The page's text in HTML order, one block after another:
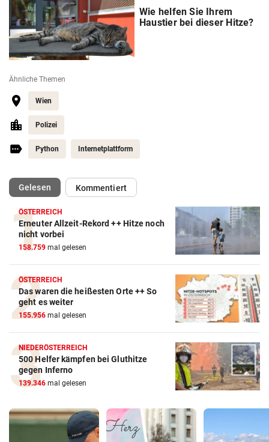
Wie helfen Sie Ihrem
Haustier bei dieser Hitze?
Ähnliche Themen
Wien
Polizei
Python Internetplattform
Gelesen(ausgewählt)Kommentiert
ÖSTERREICH
Erneuter Allzeit-Rekord ++ Hitze noch
nicht vorbei
158.759 mal gelesen
ÖSTERREICH
Das waren die heißesten Orte ++ So
geht es weiter
155.956 mal gelesen
NIEDERÖSTERREICH
500 Helfer kämpfen bei Gluthitze
gegen Inferno
139.346 mal gelesen